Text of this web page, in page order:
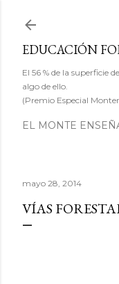
EDUCACIÓN
El 56 % de la superficie
algo de ello.
(Premio Especial
EL MONTE
mayo 28, 2014
VÍAS